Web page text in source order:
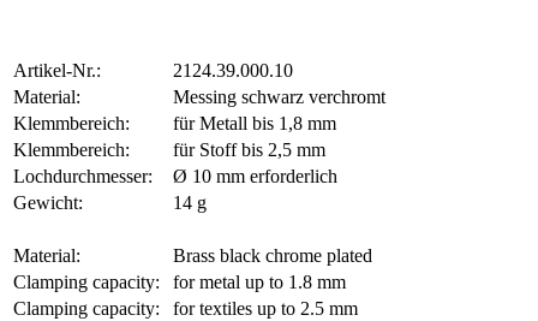
Artikel-Nr.:
2124.39.000.10
Material:
Messing schwarz verchromt
Klemmbereich:
für Metall bis 1,8 mm
Klemmbereich:
für Stoff bis 2,5 mm
Lochdurchmesser:
Ø 10 mm erforderlich
Gewicht:
14 g
Material:
Brass black chrome plated
Clamping capacity:
for metal up to 1.8 mm
Clamping capacity:
for textiles up to 2.5 mm